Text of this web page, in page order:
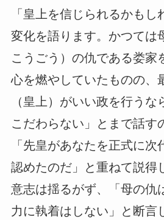
「皇上を信じられるかも
変化を語ります。かつては
こうごう）の仇である娄家
心を燃やしていたものの、
（皇上）がいい政を行うな
こだわらない」とまで話す
「先皇があなたを正式に次
認めたのだ」と重ねて説得
意志は揺るがず、「母の仇
力に執着はしない」と断言